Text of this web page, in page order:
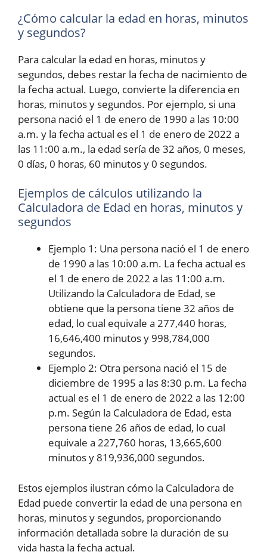
¿Cómo calcular la edad en horas, minutos
y segundos?
Para calcular la edad en horas, minutos y
segundos, debes restar la fecha de nacimiento de
la fecha actual. Luego, convierte la diferencia en
horas, minutos y segundos. Por ejemplo, si una
persona nació el 1 de enero de 1990 a las 10:00
a.m. y la fecha actual es el 1 de enero de 2022 a
las 11:00 a.m., la edad sería de 32 años, 0 meses,
0 días, 0 horas, 60 minutos y 0 segundos.
Ejemplos de cálculos utilizando la
Calculadora de Edad en horas, minutos y
segundos
Ejemplo 1: Una persona nació el 1 de enero
de 1990 a las 10:00 a.m. La fecha actual es
el 1 de enero de 2022 a las 11:00 a.m.
Utilizando la Calculadora de Edad, se
obtiene que la persona tiene 32 años de
edad, lo cual equivale a 277,440 horas,
16,646,400 minutos y 998,784,000
segundos.
Ejemplo 2: Otra persona nació el 15 de
diciembre de 1995 a las 8:30 p.m. La fecha
actual es el 1 de enero de 2022 a las 12:00
p.m. Según la Calculadora de Edad, esta
persona tiene 26 años de edad, lo cual
equivale a 227,760 horas, 13,665,600
minutos y 819,936,000 segundos.
Estos ejemplos ilustran cómo la Calculadora de
Edad puede convertir la edad de una persona en
horas, minutos y segundos, proporcionando
información detallada sobre la duración de su
vida hasta la fecha actual.